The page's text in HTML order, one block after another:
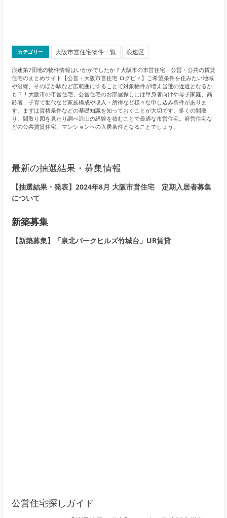
カテゴリー 大阪市営住宅物件一覧 浪速区
浪速第7団地の物件情報はいかがでしたか？大阪市の市営住宅・公営・公共の賃貸
住宅のまとめサイト【公営・大阪市営住宅 ログピィ】ご希望条件を住みたい地域
や沿線、そのほか駅など広範囲にすることで対象物件が増え当選の近道となるか
も？！大阪市の市営住宅、公営住宅のお部屋探しには単身者向けや母子家庭、高
齢者、子育て世代など家族構成や収入・所得など様々な申し込み条件がありま
す。まずは資格条件などの基礎知識を知っておくことが大切です。多くの間取
り、間取り図を見たり調べ沢山の経験を積むことで最適な市営住宅。府営住宅な
どの公共賃貸住宅、マンションへの入居条件となることでしょう。
最新の抽選結果・募集情報
【抽選結果・発表】2024年8月 大阪市営住宅 定期入居者募集
について
新築募集
【新築募集】「泉北パークヒルズ竹城台」UR賃貸
公営住宅探しガイド